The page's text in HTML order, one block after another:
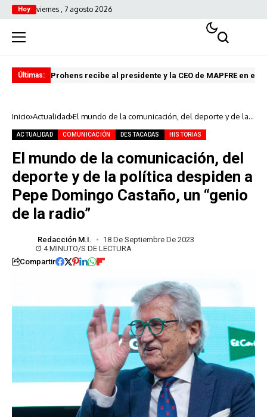
Hoy viernes , 7 agosto 2026
Últimas: Prohens recibe al presidente y la CEO de MAPFRE en el
Inicio Actualidad El mundo de la comunicación, del deporte y de la
“genio de la radio”
ACTUALIDAD COMUNICACIÓN DESTACADAS HISTORIAS
El mundo de la comunicación, del
deporte y de la política despiden a
Pepe Domingo Castaño, un “genio
de la radio”
Redacción M.I.
18 De Septiembre De 2023
4 MINUTO/S DE LECTURA
Compartir